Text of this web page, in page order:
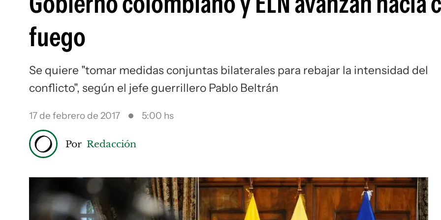
fuego
Se quiere "tomar medidas conjuntas bilaterales para rebajar la intensidad del
conflicto", según el jefe guerrillero Pablo Beltrán
17 de febrero de 2017 5:00 hs
Por Redacción